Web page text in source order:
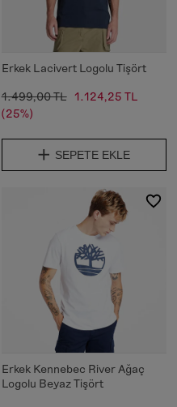
Erkek Lacivert Logolu Tişört
1.499,00 TL 1.124,25 TL
(25%)
SEPETE EKLE
Erkek Kennebec River Ağaç
Logolu Beyaz Tişört